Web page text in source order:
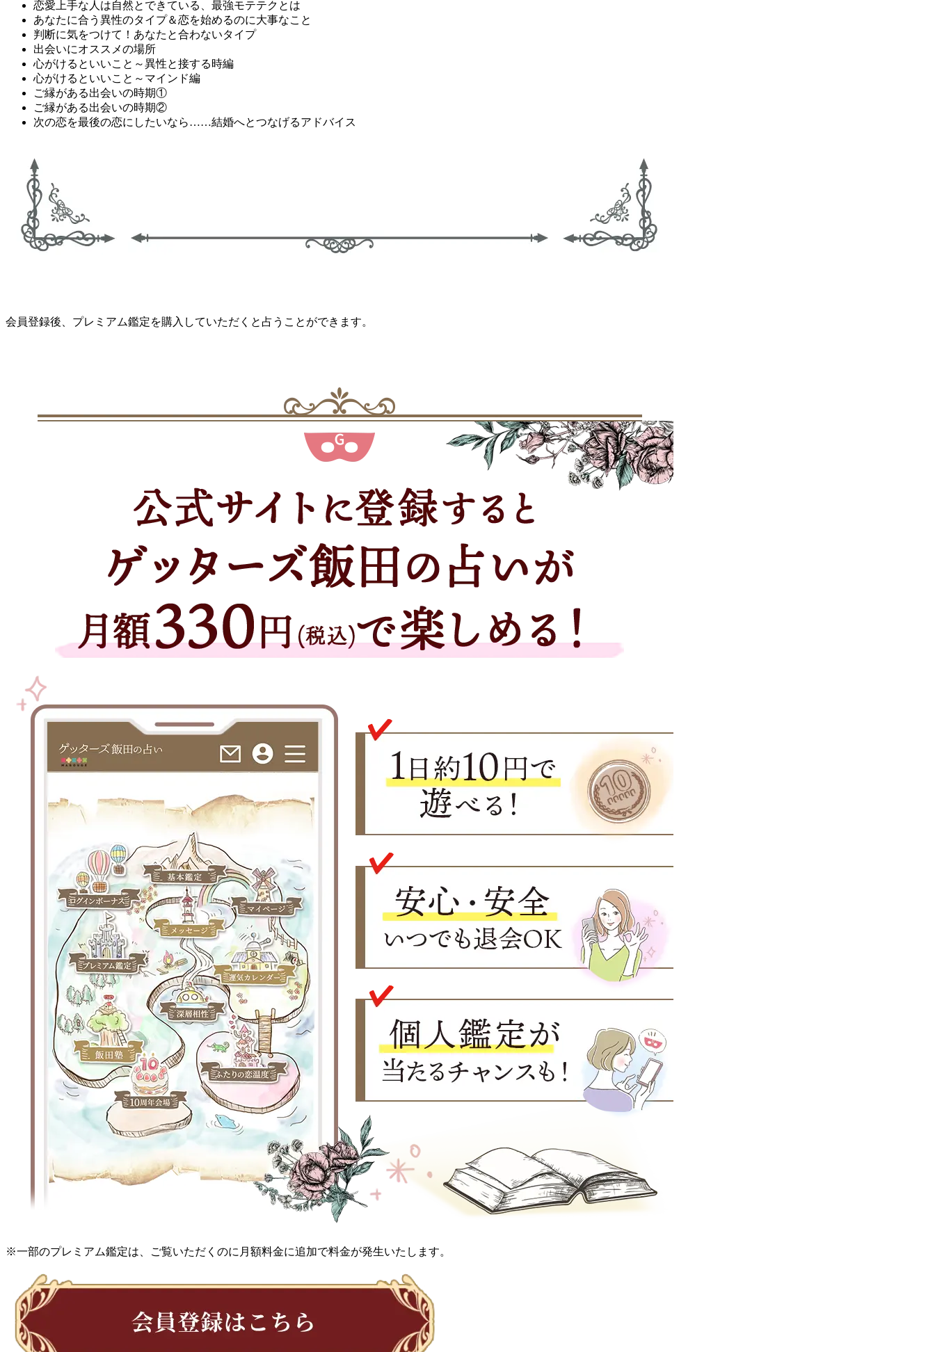
恋愛上手な人は自然とできている、最強モテテクとは
あなたに合う異性のタイプ＆恋を始めるのに大事なこと
判断に気をつけて！あなたと合わないタイプ
出会いにオススメの場所
心がけるといいこと～異性と接する時編
心がけるといいこと～マインド編
ご縁がある出会いの時期①
ご縁がある出会いの時期②
次の恋を最後の恋にしたいなら……結婚へとつなげるアドバイス
会員登録後、プレミアム鑑定を購入していただくと占うことができます。
※一部のプレミアム鑑定は、ご覧いただくのに月額料金に追加で料金が発生いたします。